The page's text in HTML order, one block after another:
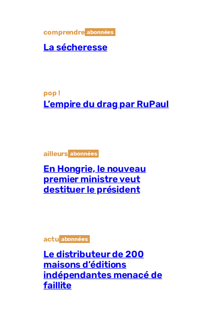
comprendre abonnées
La sécheresse
pop !
L’empire du drag par RuPaul
ailleurs abonnées
En Hongrie, le nouveau
premier ministre veut
destituer le président
actu abonnées
Le distributeur de 200
maisons d’éditions
indépendantes menacé de
faillite